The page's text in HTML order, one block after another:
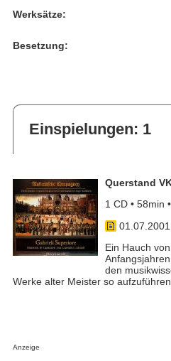
Werksätze:
Besetzung:
Einspielungen: 1
Querstand
1 CD • 58min
01.07.2001
Ein Hauch
den
Werke alter Meister so
Anzeige